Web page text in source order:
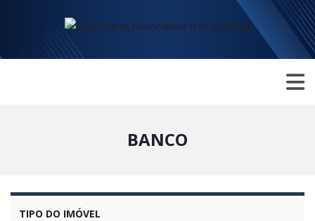
BANCO
TIPO DO IMÓVEL